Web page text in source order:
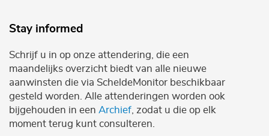
Stay informed
Schrijf u in op onze attendering, die een
maandelijks overzicht biedt van alle nieuwe
aanwinsten die via ScheldeMonitor beschikbaar
gesteld worden. Alle attenderingen worden ook
bijgehouden in een Archief , zodat u die op elk
moment terug kunt consulteren.